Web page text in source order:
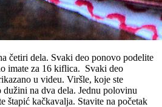
četiri dela. Svaki deo ponovo podelite
imate za 16 kiflica. Svaki deo
u videu. Viršle, koje ste
na dva dela. Jednu polovinu
štapić kačkavalja. Stavite na početak